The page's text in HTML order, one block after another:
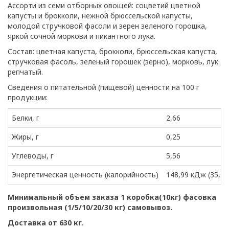
Ассорти из семи отборных овощей: соцветий цветной
капусты и брокколи, нежной брюссельской капусты,
молодой стручковой фасоли и зерен зеленого горошка,
яркой сочной моркови и пикантного лука.
Состав: цветная капуста, брокколи, брюссельская капуста,
стручковая фасоль, зеленый горошек (зерно), морковь, лук
репчатый.
Сведения о питательной (пищевой) ценности на 100 г
продукции:
Белки, г
2,66
Жиры, г
0,25
Углеводы, г
5,56
Энергетическая ценность (калорийность)
148,99 кДж
Минимальный объем заказа 1 коробка(10кг) фасовка
произвольная (1/5/10/20/30 кг) самовывоз.
Доставка от 630 кг.